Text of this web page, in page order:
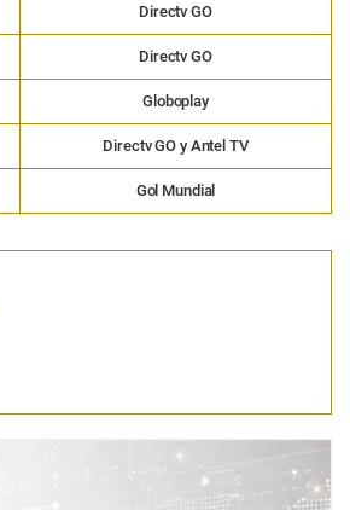
Directv GO
Directv GO
Globoplay
Directv GO y Antel TV
Gol Mundial